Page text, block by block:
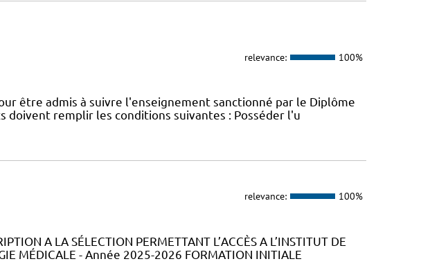
relevance: 100%
être admis à suivre l'enseignement sanctionné par le Diplôme
doivent remplir les conditions suivantes : Posséder l'u
relevance: 100%
A LA SÉLECTION PERMETTANT L’ACCÈS A L’INSTITUT DE
MÉDICALE - Année 2025-2026 FORMATION INITIALE